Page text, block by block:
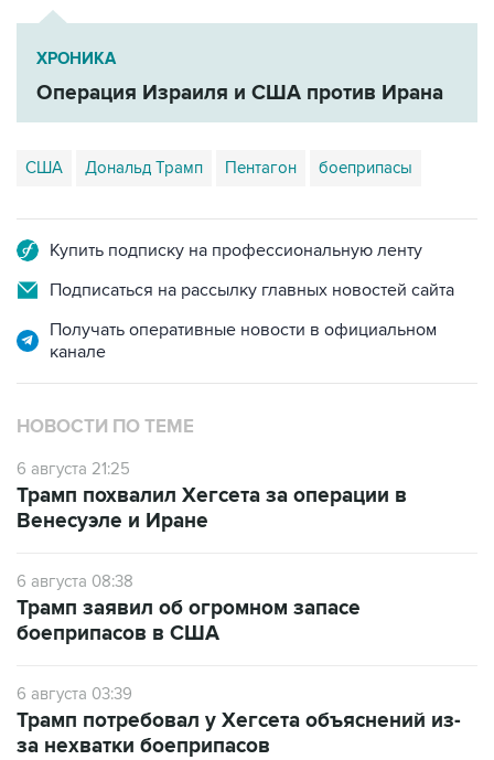
ХРОНИКА
Операция Израиля и США против Ирана
США Дональд Трамп Пентагон боеприпасы
Купить подписку на профессиональную ленту
Подписаться на рассылку главных новостей сайта
Получать оперативные новости в официальном
канале
НОВОСТИ ПО ТЕМЕ
6 августа 21:25
Трамп похвалил Хегсета за операции в
Венесуэле и Иране
6 августа 08:38
Трамп заявил об огромном запасе
боеприпасов в США
6 августа 03:39
Трамп потребовал у Хегсета объяснений из-
за нехватки боеприпасов